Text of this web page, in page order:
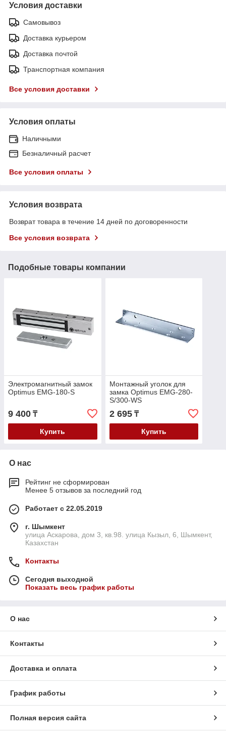
Условия доставки
Самовывоз
Доставка курьером
Доставка почтой
Транспортная компания
Все условия доставки
Условия оплаты
Наличными
Безналичный расчет
Все условия оплаты
Условия возврата
Возврат товара в течение 14 дней по договоренности
Все условия возврата
Подобные товары компании
Электромагнитный замок
Optimus EМG-180-S
9 400 ₸
Купить
Монтажный уголок для
замка Optimus EMG-280-
S/300-WS
2 695₸
Купить
О нас
Рейтинг не сформирован
Менее 5 отзывов за последний год
Работает с 22.05.2019
г. Шымкент
улица Аскарова, дом 3, кв.98. улица Кызыл, 6, Шымкент,
Казахстан
Контакты
Сегодня выходной
Показать весь график работы
О нас
Контакты
Доставка и оплата
График работы
Полная версия сайта